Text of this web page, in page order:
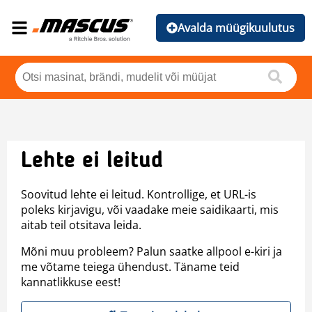
Avalda müügikuulutus
Lehte ei leitud
Soovitud lehte ei leitud. Kontrollige, et URL-is
poleks kirjavigu, või vaadake meie saidikaarti, mis
aitab teil otsitava leida.
Mõni muu probleem? Palun saatke allpool e-kiri ja
me võtame teiega ühendust. Täname teid
kannatlikkuse eest!